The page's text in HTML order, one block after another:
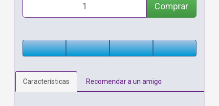
Comprar
Características Recomendar a un amigo